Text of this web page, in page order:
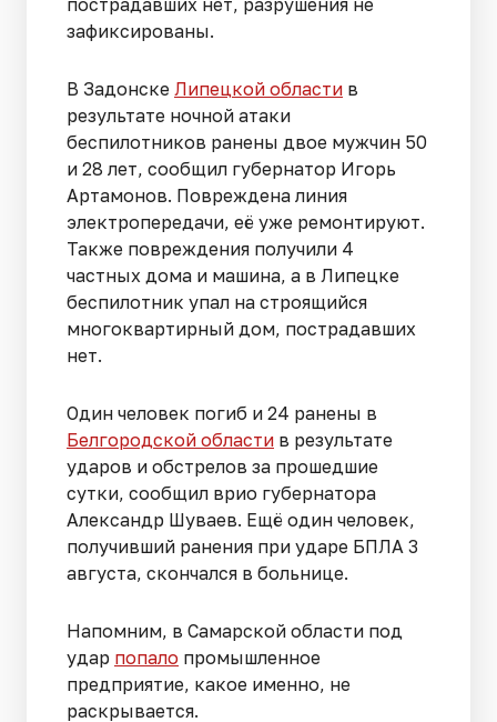
пострадавших нет, разрушения не
зафиксированы.
В Задонске Липецкой области в
результате ночной атаки
беспилотников ранены двое мужчин 50
и 28 лет, сообщил губернатор Игорь
Артамонов. Повреждена линия
электропередачи, её уже ремонтируют.
Также повреждения получили 4
частных дома и машина, а в Липецке
беспилотник упал на строящийся
многоквартирный дом, пострадавших
нет.
Один человек погиб и 24 ранены в
Белгородской области в результате
ударов и обстрелов за прошедшие
сутки, сообщил врио губернатора
Александр Шуваев. Ещё один человек,
получивший ранения при ударе БПЛА 3
августа, скончался в больнице.
Напомним, в Самарской области под
удар попало промышленное
предприятие, какое именно, не
раскрывается.